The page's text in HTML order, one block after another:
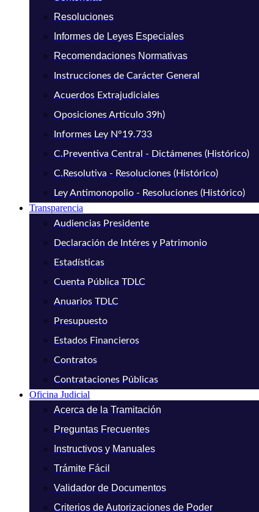
Resoluciones
Informes de Leyes Especiales
Recomendaciones Normativas
Instrucciones de Carácter General
Acuerdos Extrajudiciales
Oposiciones Artículo 39h)
Informes Ley N°19.733
C.Preventiva Central - Dictámenes (Histórico)
C.Resolutiva - Resoluciones (Histórico)
Ley Antimonopolio - Resoluciones (Histórico)
Transparencia
Audiencias Presidente
Declaración de Intéres y Patrimonio
Estadísticas
Cuenta Pública TDLC
Anuarios TDLC
Presupuesto
Estados Financieros
Contratos
Contrataciones Públicas
Oficina Judicial
Acerca de la Tramitación
Preguntas Frecuentes
Instructivos y Manuales
Trámite Fácil
Validador de Documentos
Criterios de Autorizaciones de Poder